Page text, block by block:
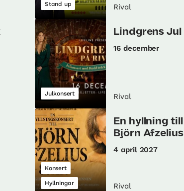
Stand up Rival
Julkonsert
Lindgrens Jul
16 december
Rival
Konsert
Hyllningar
En hyllning till
Björn Afzelius
4 april 2027
Rival